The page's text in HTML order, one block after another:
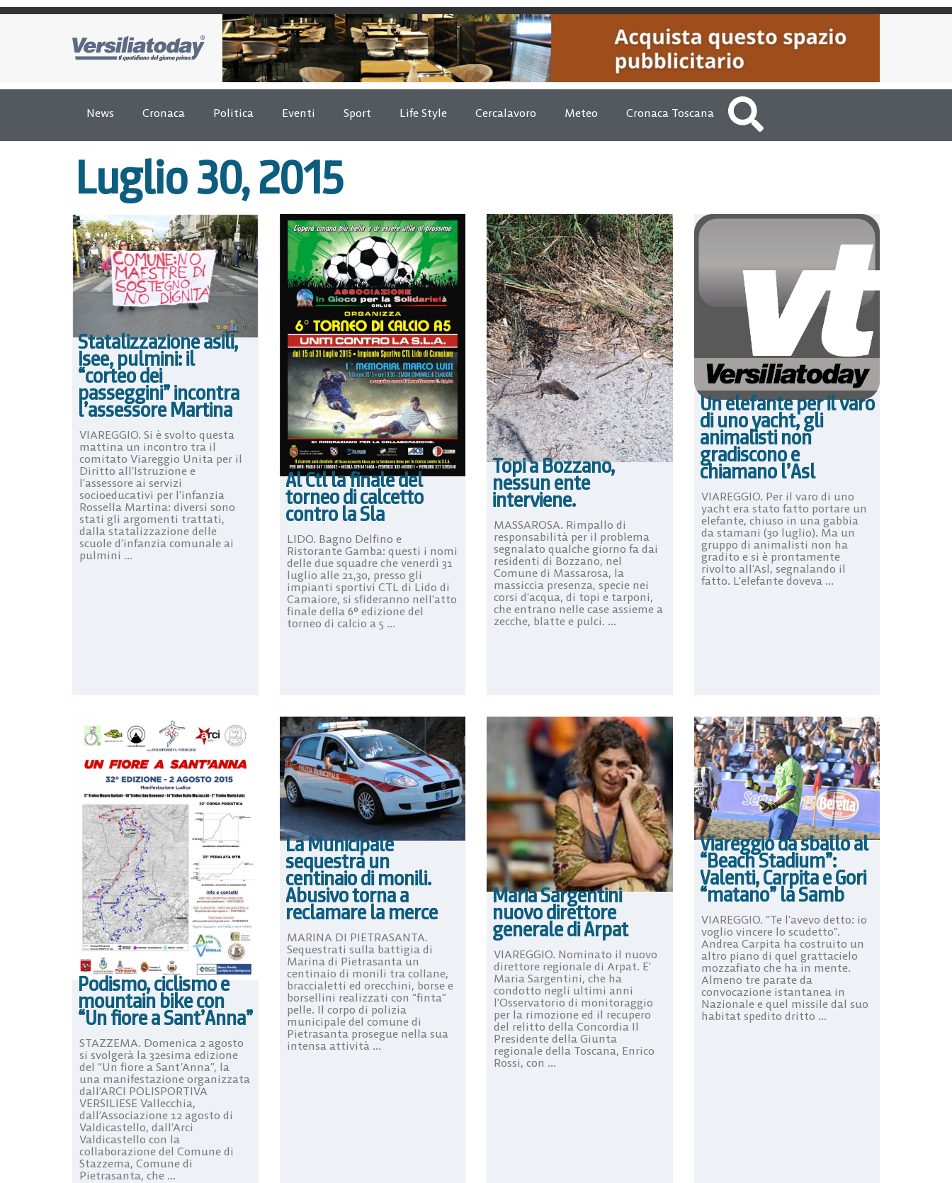
News Cronaca Politica Eventi Sport Life Style Cercalavoro Meteo Cronaca Toscana
Luglio 30, 2015
Statalizzazione asili,
Isee, pulmini: il
“corteo dei
passeggini” incontra
l’assessore Martina
VIAREGGIO. Si è svolto questa
mattina un incontro tra il
comitato Viareggio Unita per il
Diritto all’Istruzione e
l’assessore ai servizi
socioeducativi per l’infanzia
Rossella Martina: diversi sono
stati gli argomenti trattati,
dalla statalizzazione delle
scuole d’infanzia comunale ai
pulmini ...
Al Ctl la finale del
torneo di calcetto
contro la Sla
LIDO. Bagno Delfino e
Ristorante Gamba: questi i nomi
delle due squadre che venerdì 31
luglio alle 21,30, presso gli
impianti sportivi CTL di Lido di
Camaiore, si sfideranno nell’atto
finale della 6° edizione del
torneo di calcio a 5 ...
Topi a Bozzano,
nessun ente
interviene.
MASSAROSA. Rimpallo di
responsabilità per il problema
segnalato qualche giorno fa dai
residenti di Bozzano, nel
Comune di Massarosa, la
massiccia presenza, specie nei
corsi d’acqua, di topi e tarponi,
che entrano nelle case assieme a
zecche, blatte e pulci. ...
Un elefante per il varo
di uno yacht, gli
animalisti non
gradiscono e
chiamano l’Asl
VIAREGGIO. Per il varo di uno
yacht era stato fatto portare un
elefante, chiuso in una gabbia
da stamani (30 luglio). Ma un
gruppo di animalisti non ha
gradito e si è prontamente
rivolto all’Asl, segnalando il
fatto. L’elefante doveva ...
Podismo, ciclismo e
mountain bike con
“Un fiore a Sant’Anna”
STAZZEMA. Domenica 2 agosto
si svolgerà la 32esima edizione
del “Un fiore a Sant’Anna”, la
una manifestazione organizzata
dall’ARCI POLISPORTIVA
VERSILIESE Vallecchia,
dall’Associazione 12 agosto di
Valdicastello, dall’Arci
Valdicastello con la
collaborazione del Comune di
Stazzema, Comune di
Pietrasanta, che ...
La Municipale
sequestra un
centinaio di monili.
Abusivo torna a
reclamare la merce
MARINA DI PIETRASANTA.
Sequestrati sulla battigia di
Marina di Pietrasanta un
centinaio di monili tra collane,
braccialetti ed orecchini, borse e
borsellini realizzati con “finta”
pelle. Il corpo di polizia
municipale del comune di
Pietrasanta prosegue nella sua
intensa attività ...
Maria Sargentini
nuovo direttore
generale di Arpat
VIAREGGIO. Nominato il nuovo
direttore regionale di Arpat. E’
Maria Sargentini, che ha
condotto negli ultimi anni
l’Osservatorio di monitoraggio
per la rimozione ed il recupero
del relitto della Concordia Il
Presidente della Giunta
regionale della Toscana, Enrico
Rossi, con ...
Viareggio da sballo al
“Beach Stadium”:
Valenti, Carpita e Gori
“matano” la Samb
VIAREGGIO. “Te l’avevo detto: io
voglio vincere lo scudetto”.
Andrea Carpita ha costruito un
altro piano di quel grattacielo
mozzafiato che ha in mente.
Almeno tre parate da
convocazione istantanea in
Nazionale e quel missile dal suo
habitat spedito dritto ...